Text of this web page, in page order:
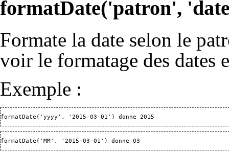
formatDate('patron',
Formate la date selon le
voir le formatage des dates
Exemple :
formatDate('yyyy', '2015-03-01') donne 2015
formatDate('MM', '2015-03-01') donne 03